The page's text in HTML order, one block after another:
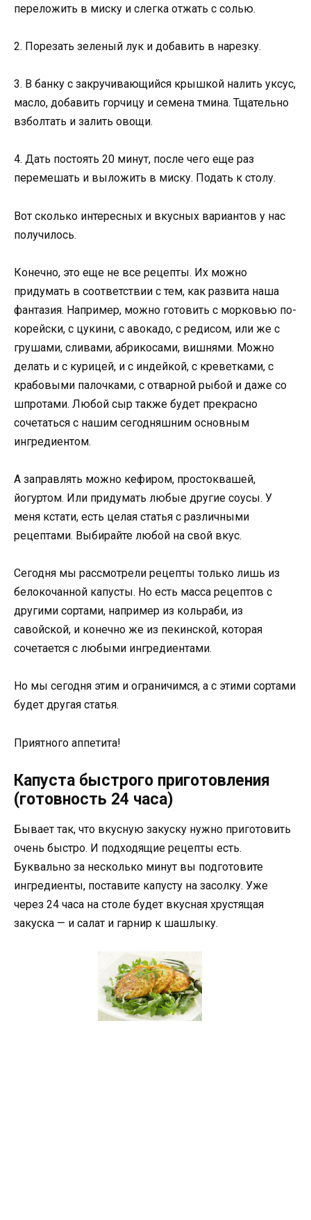
переложить в миску и слегка отжать с солью.
2. Порезать зеленый лук и добавить в нарезку.
3. В банку с закручивающийся крышкой налить уксус,
масло, добавить горчицу и семена тмина. Тщательно
взболтать и залить овощи.
4. Дать постоять 20 минут, после чего еще раз
перемешать и выложить в миску. Подать к столу.
Вот сколько интересных и вкусных вариантов у нас
получилось.
Конечно, это еще не все рецепты. Их можно
придумать в соответствии с тем, как развита наша
фантазия. Например, можно готовить с морковью по-
корейски, с цукини, с авокадо, с редисом, или же с
грушами, сливами, абрикосами, вишнями. Можно
делать и с курицей, и с индейкой, с креветками, с
крабовыми палочками, с отварной рыбой и даже со
шпротами. Любой сыр также будет прекрасно
сочетаться с нашим сегодняшним основным
ингредиентом.
А заправлять можно кефиром, простоквашей,
йогуртом. Или придумать любые другие соусы. У
меня кстати, есть целая статья с различными
рецептами. Выбирайте любой на свой вкус.
Сегодня мы рассмотрели рецепты только лишь из
белокочанной капусты. Но есть масса рецептов с
другими сортами, например из кольраби, из
савойской, и конечно же из пекинской, которая
сочетается с любыми ингредиентами.
Но мы сегодня этим и ограничимся, а с этими сортами
будет другая статья.
Приятного аппетита!
Капуста быстрого приготовления
(готовность 24 часа)
Бывает так, что вкусную закуску нужно приготовить
очень быстро. И подходящие рецепты есть.
Буквально за несколько минут вы подготовите
ингредиенты, поставите капусту на засолку. Уже
через 24 часа на столе будет вкусная хрустящая
закуска — и салат и гарнир к шашлыку.